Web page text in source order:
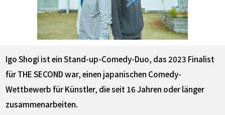
Igo Shogi ist ein Stand-up-Comedy-Duo, das 2023 Finalist
für THE SECOND war, einen japanischen Comedy-
Wettbewerb für Künstler, die seit 16 Jahren oder länger
zusammenarbeiten.